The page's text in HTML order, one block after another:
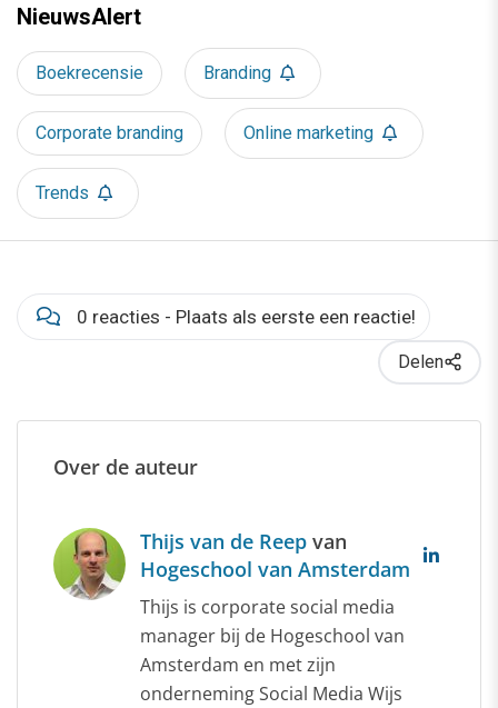
NieuwsAlert
Boekrecensie Branding
Corporate branding Online marketing
Trends
0 reacties - Plaats als eerste een reactie!
Delen
Over de auteur
Thijs van de Reep van
Hogeschool van Amsterdam
Thijs is corporate social media
manager bij de Hogeschool van
Amsterdam en met zijn
onderneming Social Media Wijs